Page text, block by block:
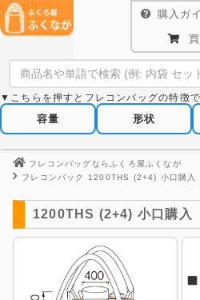
購入ガ
▼こちらを押すとフレコンバッグの特徴で
容量 形状
フレコンバッグならふくろ屋ふくなが
フレコンバック 1200THS (2+4) 小口購入
1200THS (2+4) 小口購入